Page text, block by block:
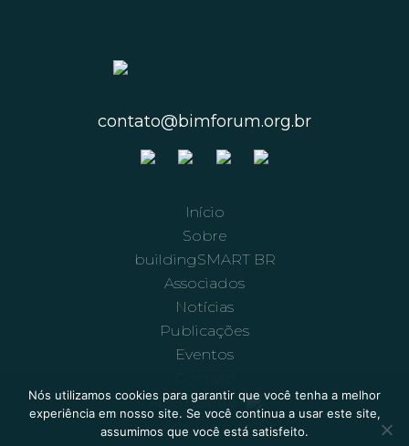
contato@bimforum.org.br
Início
Sobre
buildingSMART BR
Associados
Notícias
Publicações
Eventos
Área restrita
Nós utilizamos cookies para garantir que você tenha a melhor
experiência em nosso site. Se você continua a usar este site,
assumimos que você está satisfeito.